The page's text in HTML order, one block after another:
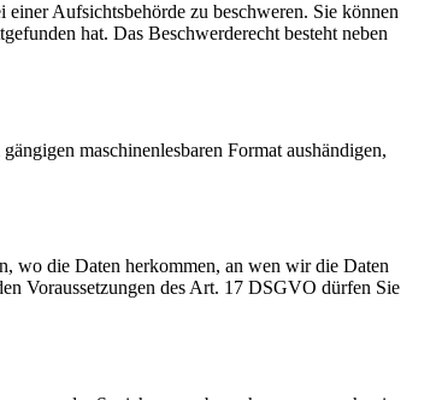
Aufsichtsbehörde zu beschweren. Sie können
hat. Das Beschwerderecht besteht neben
maschinenlesbaren Format aushändigen,
wo die Daten herkommen, an wen wir die Daten
Voraussetzungen des Art. 17 DSGVO dürfen Sie